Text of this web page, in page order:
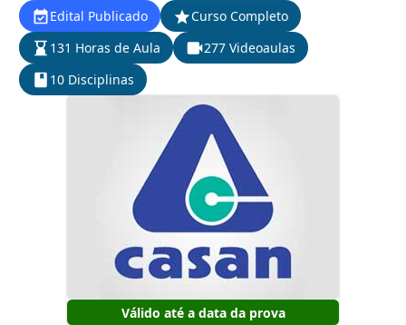
Edital Publicado
Curso Completo
131 Horas de Aula
277 Videoaulas
10 Disciplinas
Válido até a data da prova